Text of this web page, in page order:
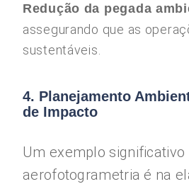
Redução da pegada
assegurando que as
sustentáveis.
4. Planejamento
de Impacto
Um exemplo significativo
aerofotogrametria é na